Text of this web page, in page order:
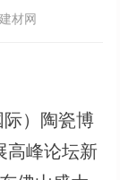
材网
际）陶瓷博
高峰论坛新